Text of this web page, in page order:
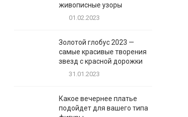
живописные узоры
01.02.2023
Золотой глобус 2023 —
самые красивые творения
звезд с красной дорожки
31.01.2023
Какое вечернее платье
подойдет для вашего типа